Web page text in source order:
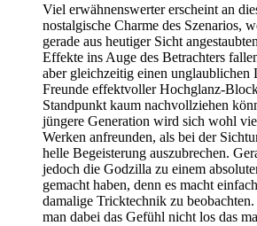
Viel erwähnenswerter erscheint an
nostalgische Charme des Szenarios,
gerade aus heutiger Sicht
Effekte ins Auge des Betrachters
aber gleichzeitig einen unglaublichen
Freunde effektvoller Hochglanz-
Standpunkt kaum nachvollziehen
jüngere Generation wird sich wohl
Werken anfreunden, als bei der
helle Begeisterung auszubrechen.
jedoch die Godzilla zu einem
gemacht haben, denn es macht
damalige Tricktechnik zu
man dabei das Gefühl nicht los das